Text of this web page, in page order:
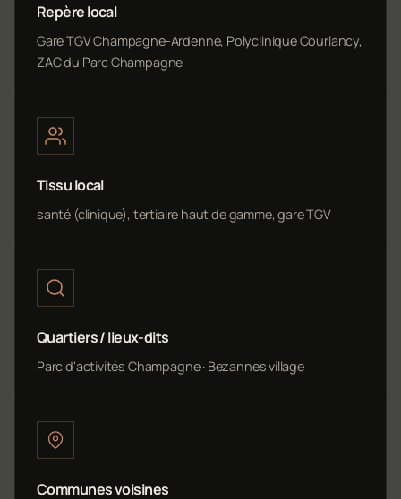
Repère local
Gare TGV Champagne-Ardenne, Polyclinique Courlancy,
ZAC du Parc Champagne
Tissu local
santé (clinique), tertiaire haut de gamme, gare TGV
Quartiers / lieux-dits
Parc d'activités Champagne · Bezannes village
Communes voisines